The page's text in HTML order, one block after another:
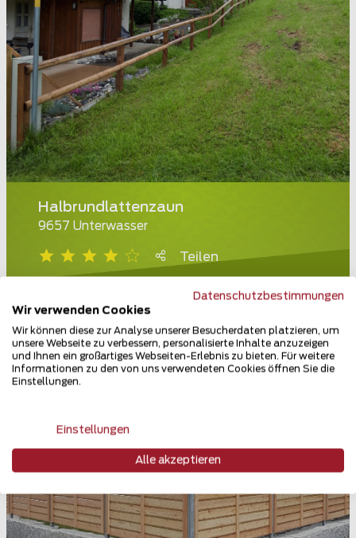
Halbrundlattenzaun
9657 Unterwasser
Teilen
Datenschutzbestimmungen
Wir verwenden Cookies
Wir können diese zur Analyse unserer Besucherdaten platzieren, um
unsere Webseite zu verbessern, personalisierte Inhalte anzuzeigen
und Ihnen ein großartiges Webseiten-Erlebnis zu bieten. Für weitere
Informationen zu den von uns verwendeten Cookies öffnen Sie die
Einstellungen.
Einstellungen
Alle akzeptieren